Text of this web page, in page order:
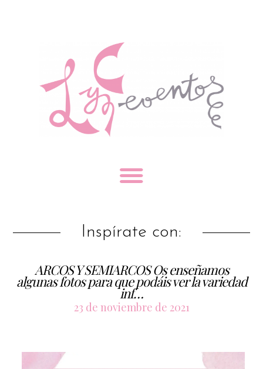
Inspírate con:
ARCOS Y SEMIARCOS Os enseñamos
algunas fotos para que podáis ver la variedad
inf…
23 de noviembre de 2021